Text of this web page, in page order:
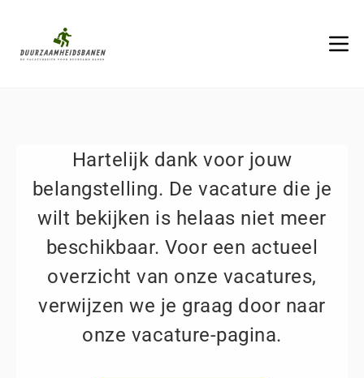
Hartelijk dank voor jouw
belangstelling. De vacature die je
wilt bekijken is helaas niet meer
beschikbaar. Voor een actueel
overzicht van onze vacatures,
verwijzen we je graag door naar
onze vacature-pagina.